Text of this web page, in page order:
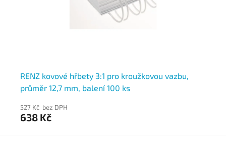
RENZ kovové hřbety 3:1 pro kroužkovou vazbu,
průměr 12,7 mm, balení 100 ks
527 Kč bez DPH
638 Kč